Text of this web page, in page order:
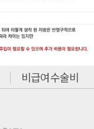
비급여수술비